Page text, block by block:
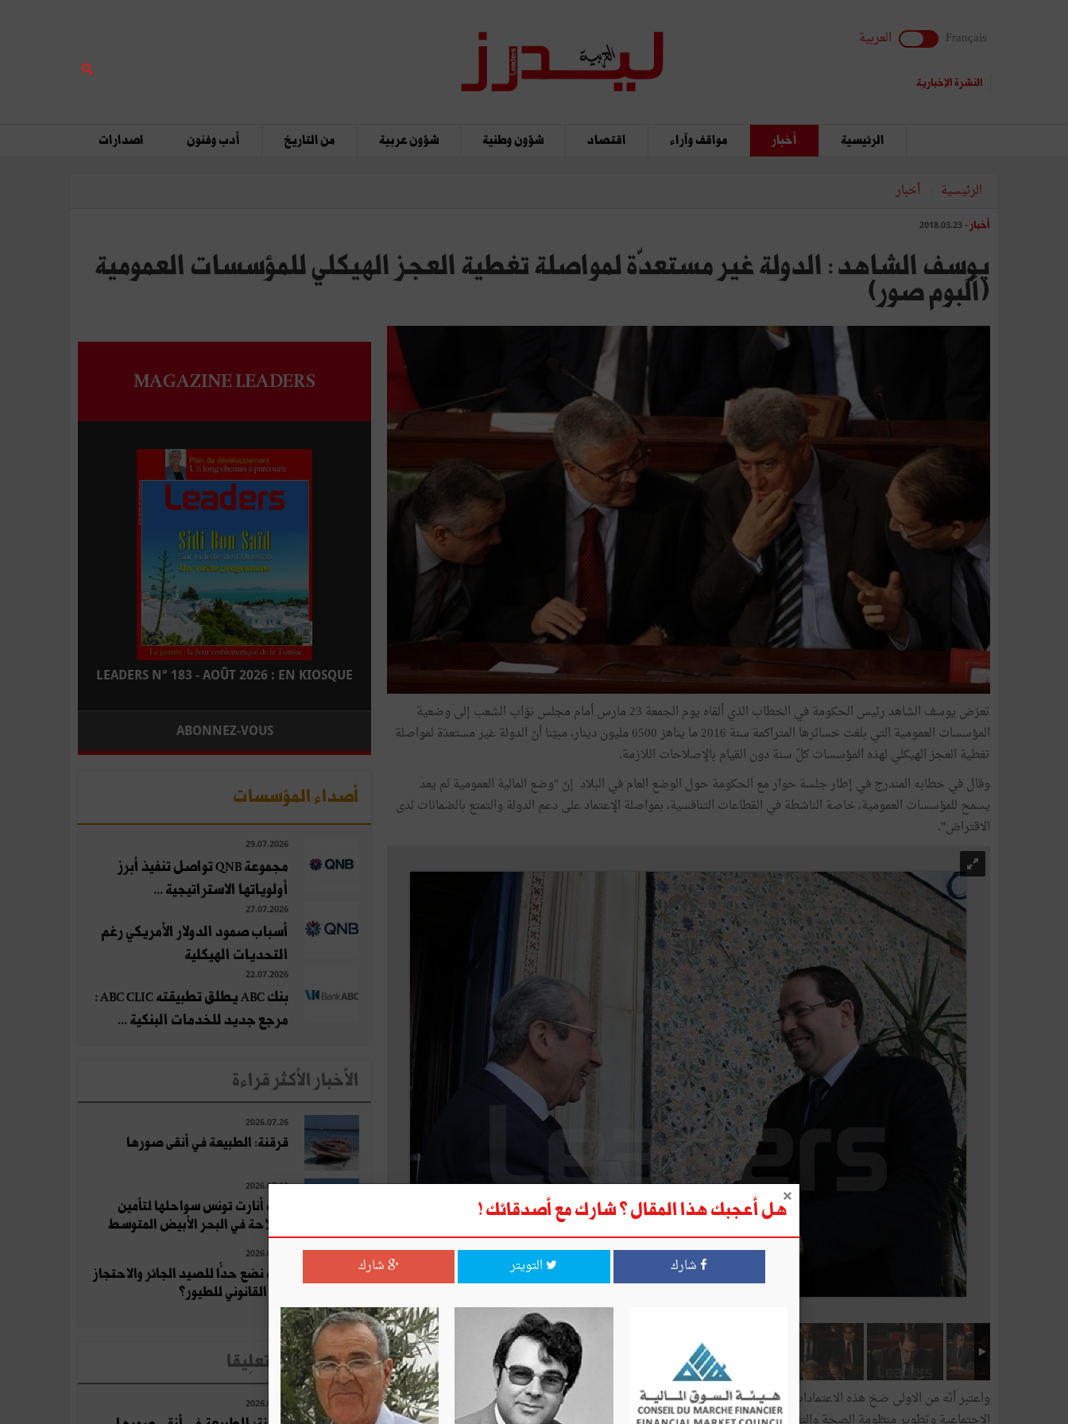
Français العربية
النشرة الإخبارية
الرئيسية أخبار مواقف وآراء اقتصاد شؤون وطنية شؤون عربية من التاريخ أدب وفنون اصدارات
الرئيسية أخبار
أخبار - 2018.03.23
يوسف الشاهد : الدولة غير مستعدّة لمواصلة تغطية العجز الهيكلي للمؤسسات العمومية
(ألبوم صور)
تعرّض يوسف الشاهد رئيس الحكومة في الخطاب الذي ألقاه يوم الجمعة 23 مارس أمام مجلس نوّاب الشعب إلى وضعية
المؤسسات العمومية التي بلغت خسائرها المتراكمة سنة 2016 ما يناهز 6500 مليون دينار، مبيّنا أنّ الدولة غير مستعدّة لمواصلة
تغطية العجز الهيكلي لهذه المؤسسات كلّ سنة دون القيام بالإصلاحات اللازمة.
وقال في خطابه المندرج في إطار جلسة حوار مع الحكومة حول الوضع العام في البلاد إنّ "وضع المالية العمومية لم يعد
يسمح للمؤسسات العمومية، خاصة الناشطة في القطاعات التنافسية، بمواصلة الإعتماد على دعم الدولة والتمتع بالضمانات لدى
الاقتراض".
واعتبر أنّه من الاولى ضخ هذه الاعتمادات، التي تنفقها الدولة لمساندة المؤسسات العمومية، في ميزانية التنمية لبناء المساكن
MAGAZINE LEADERS
LEADERS N° 183 - AOÛT 2026 : EN KIOSQUE
ABONNEZ-VOUS
أصداء المؤسسات
29.07.2026
مجموعة QNB تواصل تنفيذ أبرز
أولوياتها الاستراتيجية ...
27.07.2026
أسباب صمود الدولار الأمريكي رغم
التحديات الهيكلية
22.07.2026
بنك ABC يطلق تطبيقته ABC CLIC :
مرجع جديد للخدمات البنكية ...
الأخبار الأكثر قراءة
2026.07.26
قرقنة: الطبيعة في أنقى صورها
2026.07.11
كيف أنارت تونس سواحلها لتأمين
الملاحة في البحر الأبيض المتوسط
2026.07.27
كيف نضع حدًّا للصيد الجائر والاحتجاز
غير القانوني للطيور؟
الأخبار الأكثر تعلِيقا
2026.07.26
هل أعجبك هذا المقال ؟ شارك مع أصدقائك !
شارك التويتر شارك